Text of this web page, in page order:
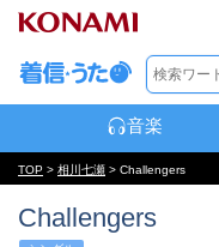
音楽
TOP > 相川七瀬 > Challengers
Challengers